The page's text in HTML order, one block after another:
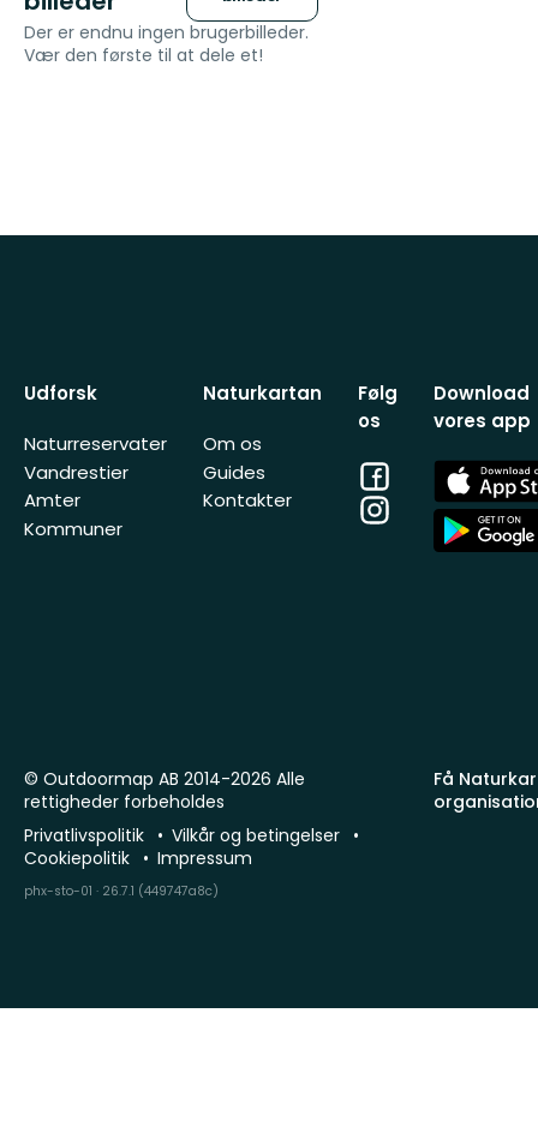
Der er endnu ingen brugerbilleder.
Vær den første til at dele et!
Udforsk
Naturreservater
Vandrestier
Amter
Kommuner
Naturkartan
Om os
Guides
Kontakter
Følg
os
Facebook
Instagram
Download
vores app
App
Store
App
Store
Få
© Outdoormap AB 2014-2026 Alle
rettigheder forbeholdes
Privatlivspolitik
Vilkår og betingelser
Cookiepolitik
Impressum
phx-sto-01 · 26.7.1 (449747a8c)